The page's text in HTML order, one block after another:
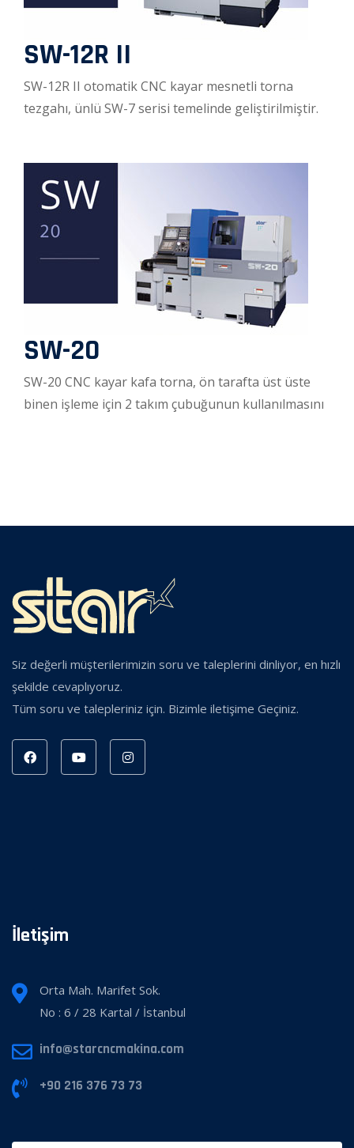
SW-12R II
SW-12R II otomatik CNC kayar mesnetli torna
tezgahı, ünlü SW-7 serisi temelinde geliştirilmiştir.
SW-20
SW-20 CNC kayar kafa torna, ön tarafta üst üste
binen işleme için 2 takım çubuğunun kullanılmasını
Siz değerli müşterilerimizin soru ve taleplerini dinliyor, en hızlı
şekilde cevaplıyoruz.
Tüm soru ve talepleriniz için. Bizimle iletişime Geçiniz.
İletişim
Orta Mah. Marifet Sok.
No : 6 / 28 Kartal / İstanbul
info@starcncmakina.com
+90 216 376 73 73